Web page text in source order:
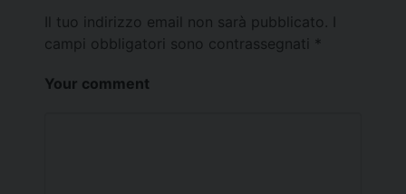
Il tuo indirizzo email non sarà pubblicato.
campi obbligatori sono contrassegnati *
Your comment